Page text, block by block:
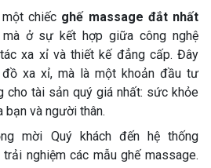
chiếc ghế massage đắt nhất
ở sự kết hợp giữa công nghệ
xa xỉ và thiết kế đẳng cấp. Đây
xa xỉ, mà là một khoản đầu tư
cho tài sản quý giá nhất: sức khỏe
bạn và người thân.
mời Quý khách đến hệ thống
nghiệm các mẫu ghế massage.